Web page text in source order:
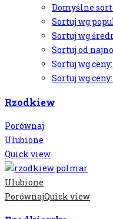
Domyślne
Sortuj wg
Sortuj wg
Sortuj od
Sortuj wg
Sortuj wg
Rzodkiew
Porównaj
Ulubione
Quick view
Ulubione
PorównajQuick view